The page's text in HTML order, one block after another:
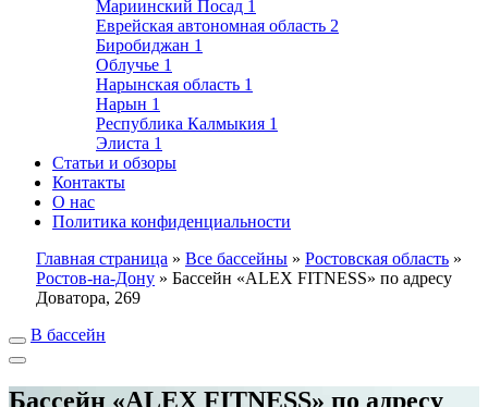
Мариинский Посад 1
Еврейская автономная область 2
Биробиджан 1
Облучье 1
Нарынская область 1
Нарын 1
Республика Калмыкия 1
Элиста 1
Статьи и обзоры
Контакты
О нас
Политика конфиденциальности
Главная страница » Все бассейны » Ростовская область »
Ростов-на-Дону » Бассейн «ALEX FITNESS» по адресу
Доватора, 269
В бассейн
Бассейн «ALEX FITNESS» по адресу